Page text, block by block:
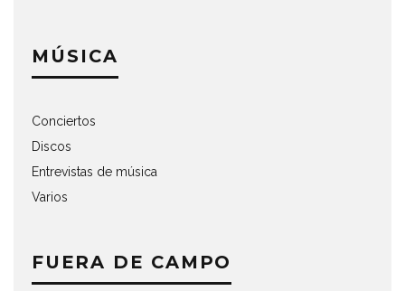
MÚSICA
Conciertos
Discos
Entrevistas de música
Varios
FUERA DE CAMPO